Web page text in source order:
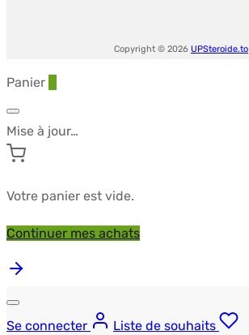
Copyright © 2026 UPSteroide.to
Panier
Mise à jour…
Votre panier est vide.
Continuer mes achats
Se connecter
Liste de souhaits